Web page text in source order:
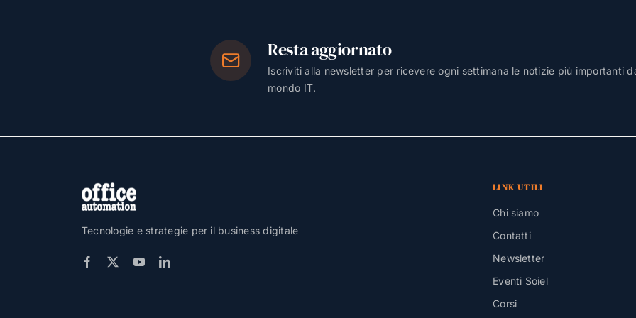
Resta aggiornato
Iscriviti alla newsletter per ricevere ogni settimana le notizie più importanti
mondo IT.
Tecnologie e strategie per il business digitale
LINK UTILI
Chi siamo
Contatti
Newsletter
Eventi Soiel
Corsi